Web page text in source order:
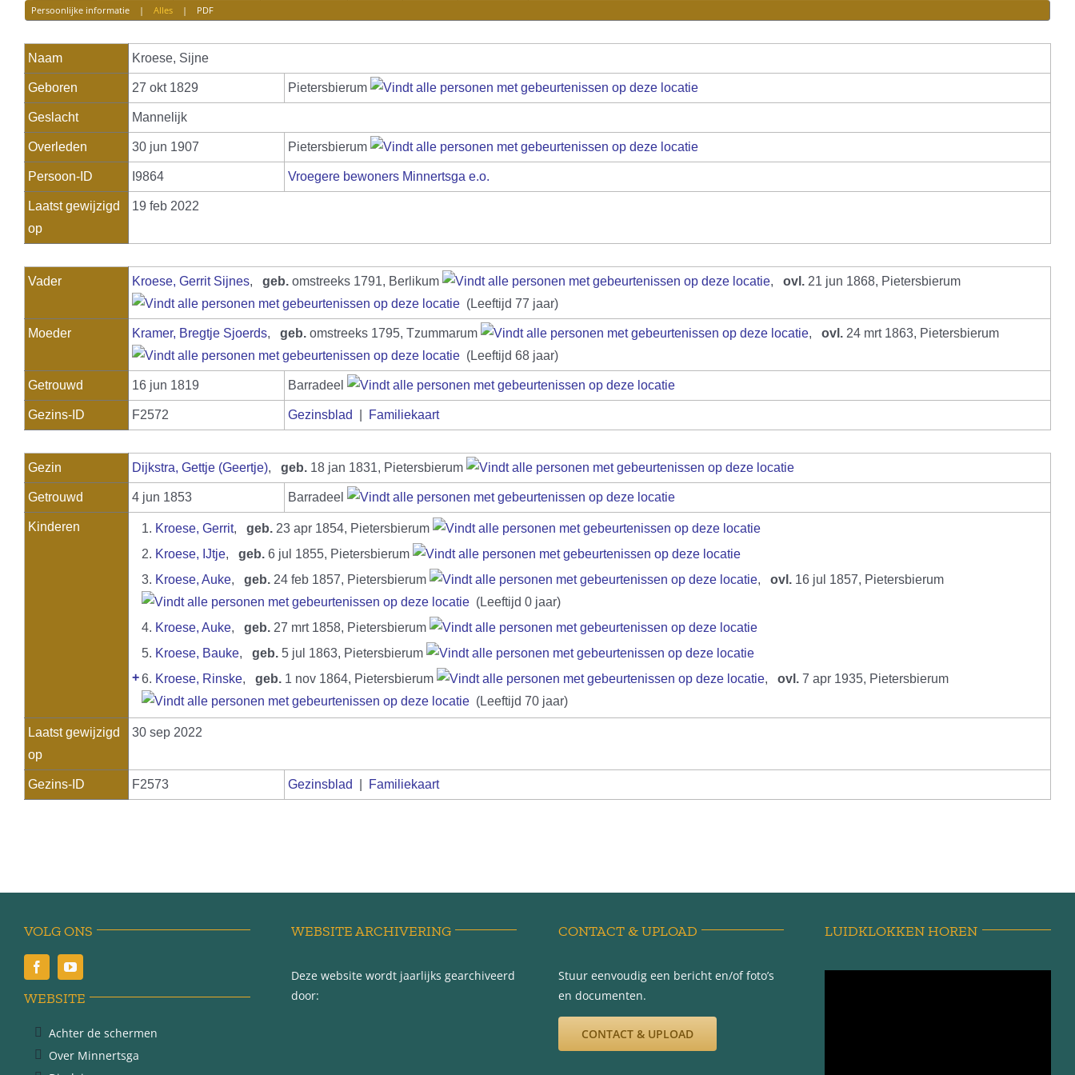
Persoonlijke informatie| Alles| PDF
Naam Kroese, Sijne
Geboren 27 okt 1829 Pietersbierum
Geslacht Mannelijk
Overleden 30 jun 1907 Pietersbierum
Persoon-ID I9864 Vroegere bewoners Minnertsga e.o.
Laatst gewijzigd
op
19 feb 2022
Vader Kroese, Gerrit Sijnes, geb. omstreeks 1791, Berlikum , ovl. 21 jun 1868, Pietersbierum
(Leeftijd 77 jaar)
Moeder Kramer, Bregtje Sjoerds, geb. omstreeks 1795, Tzummarum , ovl. 24 mrt 1863, Pietersbierum
(Leeftijd 68 jaar)
Getrouwd 16 jun 1819 Barradeel
Gezins-ID F2572 Gezinsblad Familiekaart
Gezin Dijkstra, Gettje (Geertje), geb. 18 jan 1831, Pietersbierum
Getrouwd 4 jun 1853 Barradeel
Kinderen 1. Kroese, Gerrit, geb. 23 apr 1854, Pietersbierum
2. Kroese, IJtje, geb. 6 jul 1855, Pietersbierum
3. Kroese, Auke, geb. 24 feb 1857, Pietersbierum , ovl. 16 jul 1857, Pietersbierum
(Leeftijd 0 jaar)
4. Kroese, Auke, geb. 27 mrt 1858, Pietersbierum
5. Kroese, Bauke, geb. 5 jul 1863, Pietersbierum
+6. Kroese, Rinske, geb. 1 nov 1864, Pietersbierum , ovl. 7 apr 1935, Pietersbierum
(Leeftijd 70 jaar)
Laatst gewijzigd
op
30 sep 2022
Gezins-ID F2573 Gezinsblad Familiekaart
VOLG ONS
WEBSITE
Achter de schermen
Over Minnertsga
WEBSITE ARCHIVERING
Deze website wordt jaarlijks gearchiveerd
door:
CONTACT & UPLOAD
Stuur eenvoudig een bericht en/of foto’s
en documenten.
CONTACT & UPLOAD
LUIDKLOKKEN HOREN